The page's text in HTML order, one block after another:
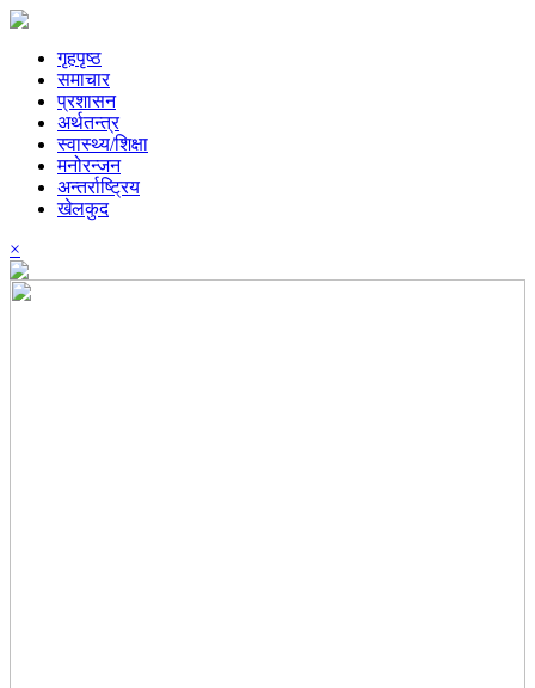
गृहपृष्ठ
समाचार
प्रशासन
अर्थतन्त्र
स्वास्थ्य/शिक्षा
मनोरन्जन
अन्तर्राष्ट्रिय
खेलकुद
×